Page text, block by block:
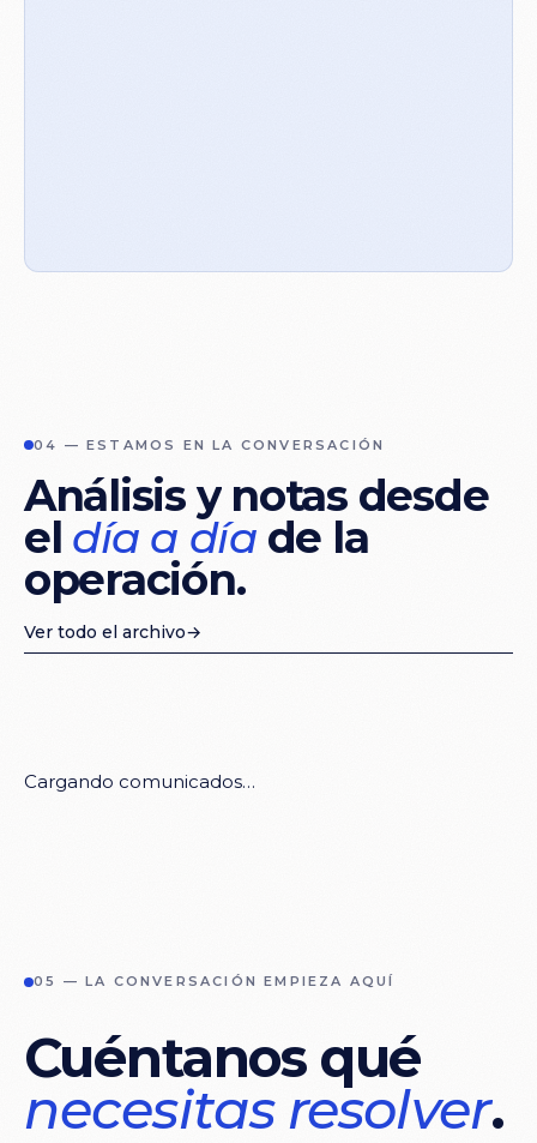
04 — ESTAMOS EN LA CONVERSACIÓN
Análisisy notas desde
el día a día de la
operación.
Ver todo el archivo→
Cargando comunicados…
05 — LA CONVERSACIÓN EMPIEZA AQUÍ
Cuéntanos qué
necesitas resolver.